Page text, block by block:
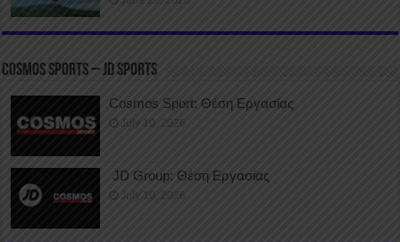
COSMOS SPORTS – JD SPORTS
Cosmos Sport: Θέση Εργασίας
July 10, 2026
JD Group: Θέση Εργασίας
July 10, 2026